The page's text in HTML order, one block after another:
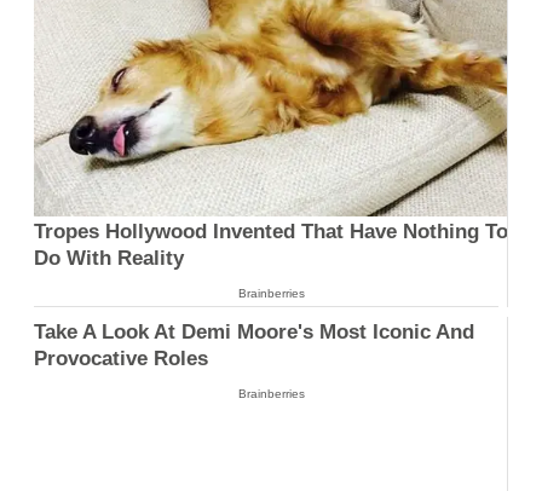
Tropes Hollywood Invented That Have Nothing To
Do With Reality
Brainberries
Take A Look At Demi Moore's Most Iconic And
Provocative Roles
Brainberries